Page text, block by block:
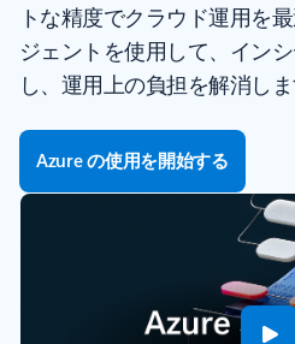
トな精度でクラウド運用を
ジェントを使用して、イン
し、運用上の負担を解消しま
Azure の使用を開始する